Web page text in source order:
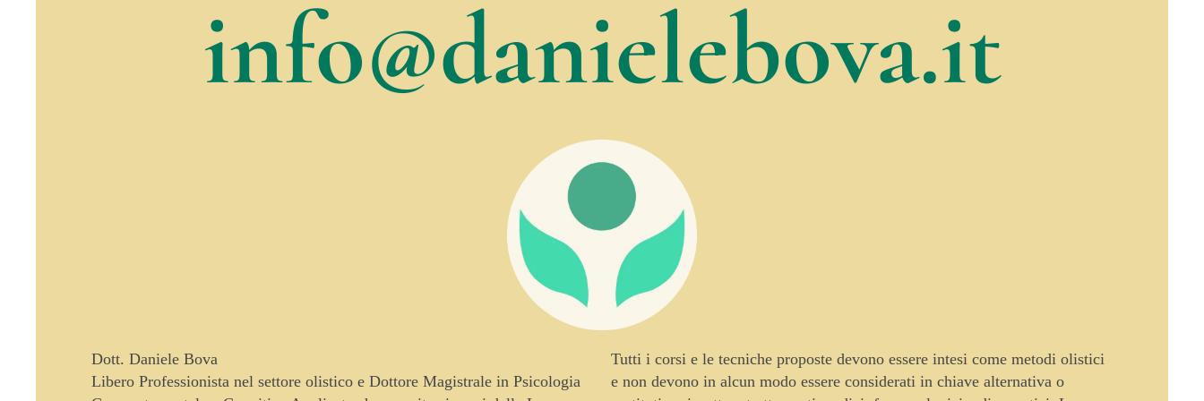
info@danielebova.it
Dott. Daniele Bova
Libero Professionista nel settore olistico e Dottore Magistrale in Psicologia
Tutti i corsi e le tecniche proposte devono essere intesi come metodi olistici
e non devono in alcun modo essere considerati in chiave alternativa o